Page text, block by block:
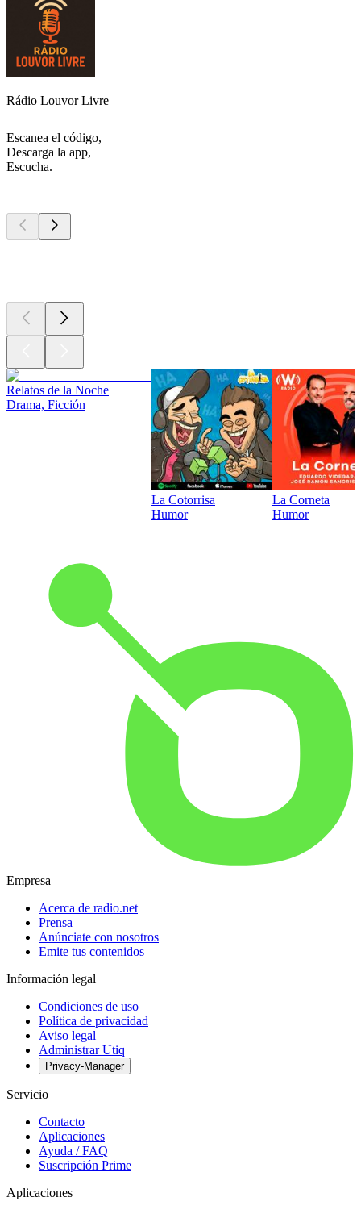
Rádio Louvor Livre
Escanea el código,
Descarga la app,
Escucha.
Relatos de la Noche
Drama, Ficción
La Cotorrisa
Humor
La Corneta
Humor
Empresa
Acerca de radio.net
Prensa
Anúnciate con nosotros
Emite tus contenidos
Información legal
Condiciones de uso
Política de privacidad
Aviso legal
Administrar Utiq
Privacy-Manager
Servicio
Contacto
Aplicaciones
Ayuda / FAQ
Suscripción Prime
Aplicaciones